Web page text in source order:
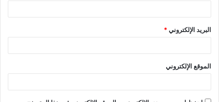
البريد الإلكتروني*
الموقع الإلكتروني